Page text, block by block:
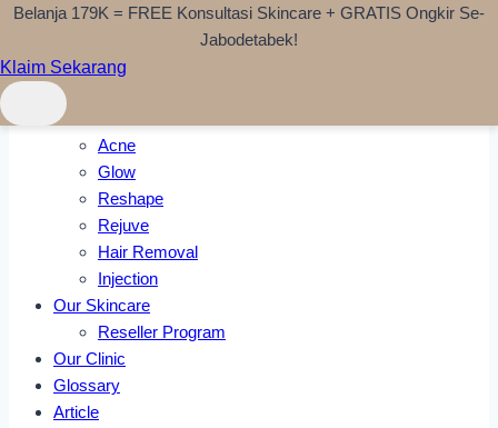
Skip to content
Home
Treatments
Acne
Glow
Reshape
Rejuve
Hair Removal
Injection
Our Skincare
Reseller Program
Our Clinic
Glossary
Article
Belanja 179K = FREE Konsultasi Skincare + GRATIS Ongkir Se-
Jabodetabek!
Klaim Sekarang